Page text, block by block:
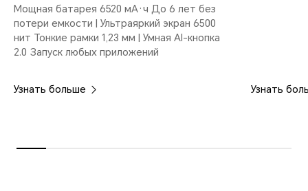
Мощная батарея 6520 мА·ч До 6 лет без
потери емкости | Ультраяркий экран 6500
нит Тонкие рамки 1,23 мм | Умная AI-кнопка
2.0 Запуск любых приложений
Узнать больше Узнать